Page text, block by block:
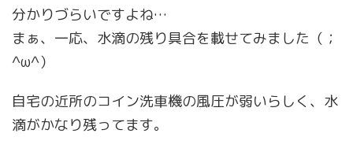
分かりづらいですよね…
まぁ、一応、水滴の残り具合を載せてみました（；
^ω^）
自宅の近所のコイン洗車機の風圧が弱いらしく、水
滴がかなり残ってます。